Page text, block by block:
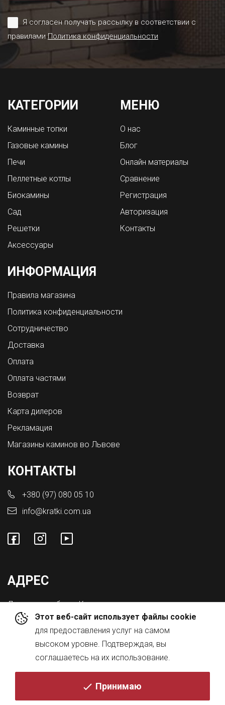
Этот веб-сайт использует файлы cookie
для предоставления услуг на самом
высоком уровне. Подтверждая, вы
соглашаетесь на их использование.
Принимаю
Я согласен получать рассылку в соответствии с
правиламиПолитика конфиденциальности
КАТЕГОРИИ
Каминные топки
Газовые камины
Печи
Пеллетные котлы
Биокамины
Сад
Решетки
Аксессуары
МЕНЮ
О нас
Блог
Онлайн материалы
Сравнение
Регистрация
Авторизация
Контакты
ИНФОРМАЦИЯ
Правила магазина
Политика конфиденциальности
Сотрудничество
Доставка
Оплата
Оплата частями
Возврат
Карта дилеров
Рекламация
Магазины каминов во Львове
КОНТАКТЫ
+380 (97) 080 05 10
info@kratki.com.ua
АДРЕС
Львовская обл., с. Конопниця,
ул. Городоцкая 8а